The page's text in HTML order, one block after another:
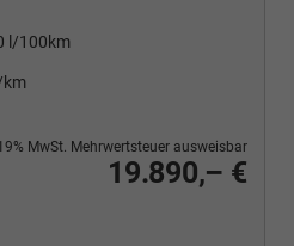
l/100km
km
19.890,– €
MwSt. Mehrwertsteuer ausweisbar
drucken